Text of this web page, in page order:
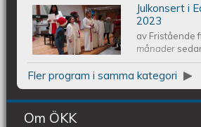
Piano Marly Azevedo
Julkonsert
Julkonsert i
2023
av Fristående
månader
Fler program i samma kategori
Om ÖKK